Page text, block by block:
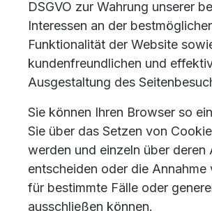
DSGVO zur Wahrung unserer
Interessen an der
Funktionalität der Website
kundenfreundlichen und
Ausgestaltung des
Sie können Ihren Browser so
Sie über das Setzen von
werden und einzeln über deren
entscheiden oder die Annahme
für bestimmte Fälle oder
ausschließen können.